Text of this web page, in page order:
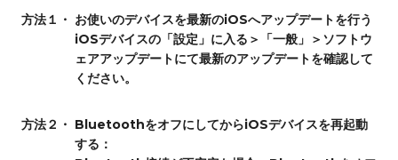
方法１・ お使いのデバイスを最新のiOSへアップデートを行う
iOSデバイスの「設定」に入る＞「一般」＞ソフトウ
ェアアップデートにて最新のアップデートを確認して
ください。
方法２・ BluetoothをオフにしてからiOSデバイスを再起動
する：